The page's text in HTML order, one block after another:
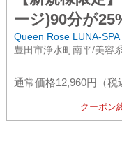
ージ)90分が
Queen Rose LUNA-SPA
豊田市浄水町南平/美容
通常価格12,960円（税
クーポン